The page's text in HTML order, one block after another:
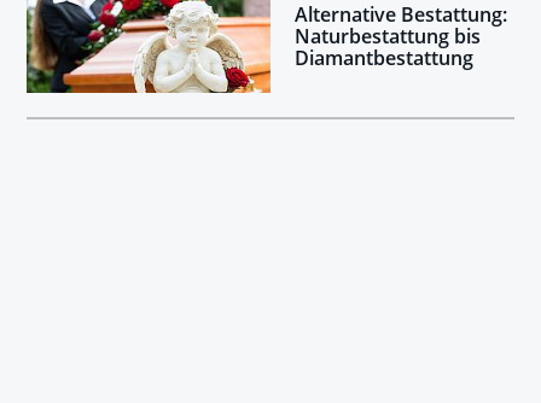
Alternative Bestattung:
Naturbestattung bis
Diamantbestattung